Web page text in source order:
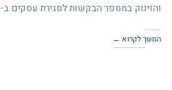
והזינוק במספר הבקשות לסגירת עסקים ב-2018.
המשך לקרוא ←